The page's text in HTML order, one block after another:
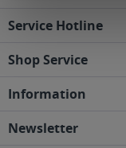
Service Hotline
Shop Service
Information
Newsletter